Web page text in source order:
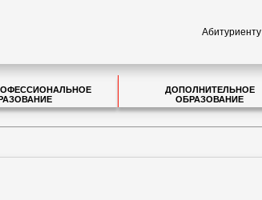
Абитуриенту
ДОПОЛНИТЕЛЬНОЕ
ОБРАЗОВАНИЕ